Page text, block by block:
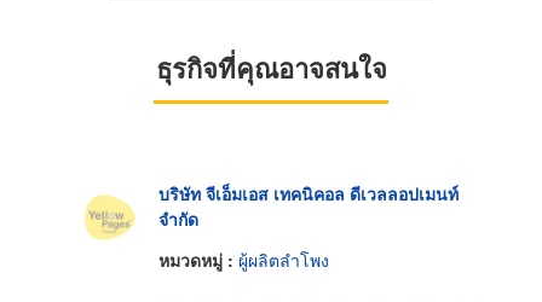
ธุรกิจที่คุณอาจสนใจ
บริษัท จีเอ็มเอส เทคนิคอล ดีเวลลอปเมนท์
จำกัด
หมวดหมู่ : ผู้ผลิตลำโพง